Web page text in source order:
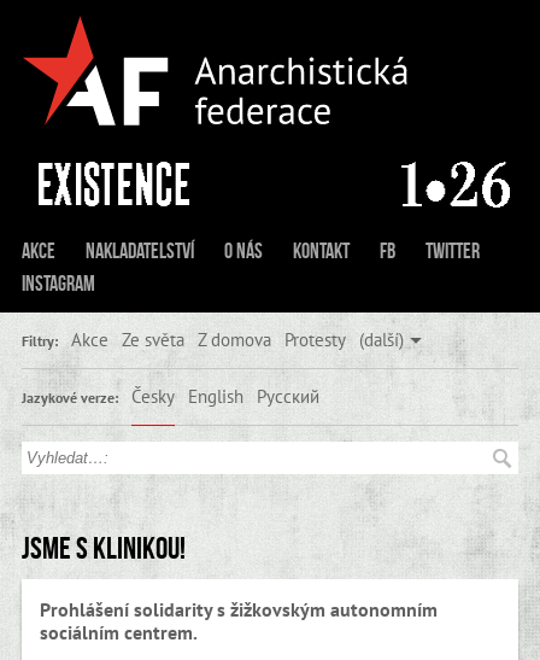
Akce Nakladatelství O nás Kontakt FB
Twitter
Instagram
Filtry: Akce Ze světa Z domova Protesty (další)
Jazykové verze: Česky English Русский
Jsme s Klinikou!
Prohlášení solidarity s žižkovským autonomním
sociálním centrem.